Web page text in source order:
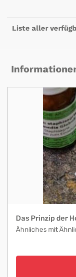
Liste aller
Das Prinzip der
Ähnliches mit